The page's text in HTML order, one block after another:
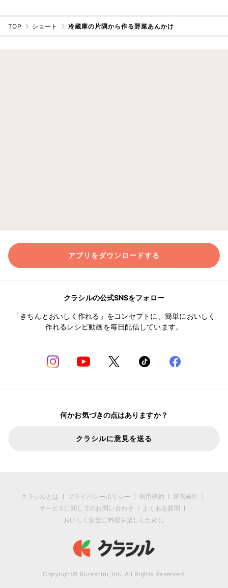
TOP ショート 冷蔵庫の片隅から作る野菜あんかけ
アプリをダウンロードする
クラシルの公式SNSをフォロー
「きちんとおいしく作れる」をコンセプトに、簡単においしく
作れるレシピ動画を毎日配信しています。
何かお気づきの点はありますか？
クラシルに意見を送る
クラシルとは プライバシーポリシー 利用規約
運営会社
サービスに関してのお問い合わせ
よくある質問
おいしく安全に料理を楽しむために
Copyright© Kurashiru, Inc. All Rights Reserved.